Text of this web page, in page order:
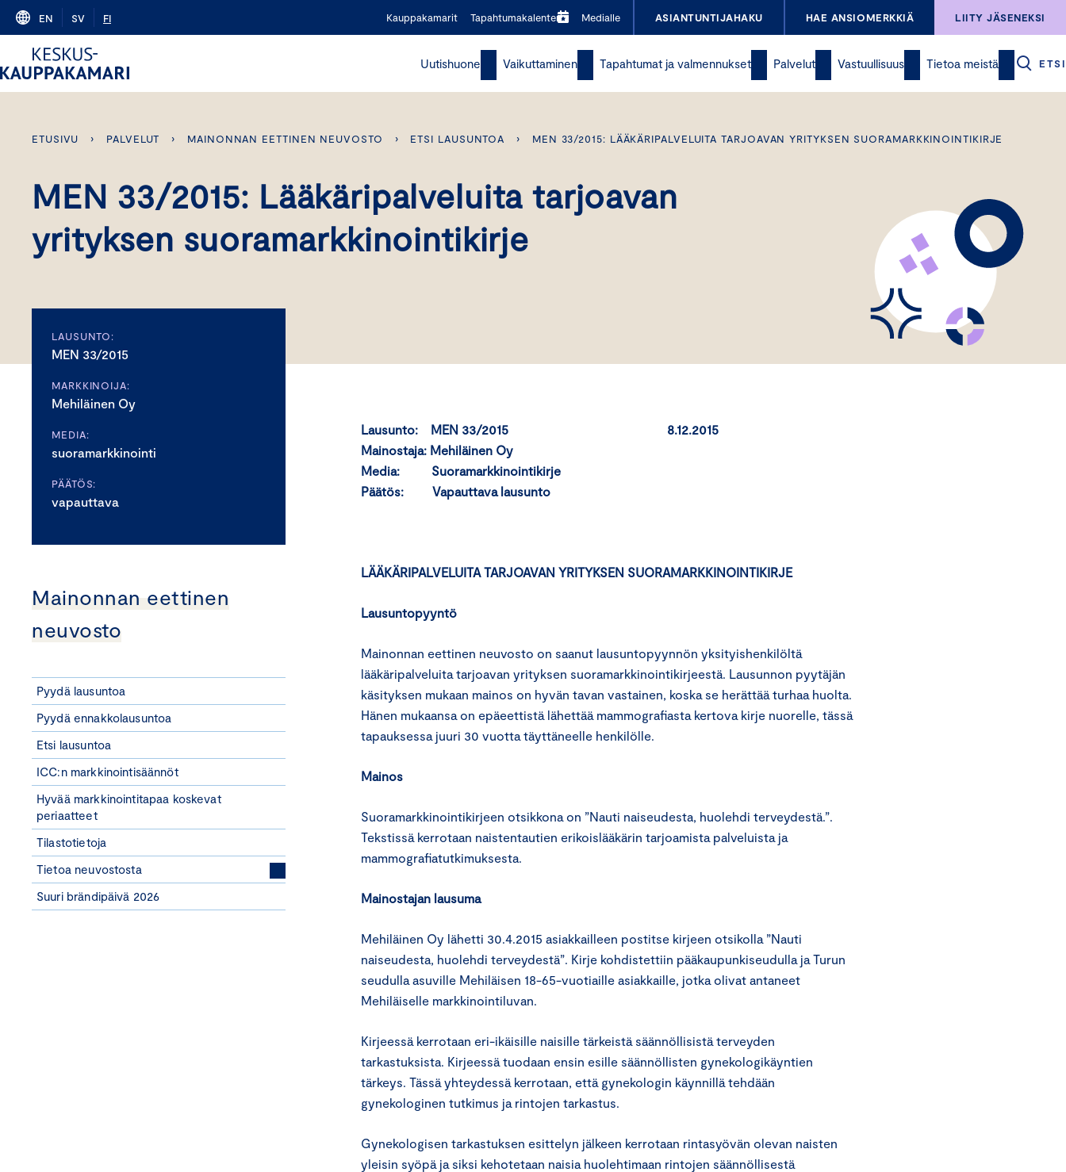
Skip
content
EN SV FI Kauppakamarit Tapahtumakalenteri Medialle ASIANTUNTIJAHAKU HAE ANSIOMERKKIÄ LIITY JÄSENEKSI
Uutishuone Vaikuttaminen Tapahtumat ja valmennukset Palvelut Vastuullisuus Tietoa meistä ETSI
ETUSIVU › PALVELUT › MAINONNAN EETTINEN NEUVOSTO › ETSI LAUSUNTOA › MEN 33/2015: LÄÄKÄRIPALVELUITA TARJOAVAN YRITYKSEN SUORAMARKKINOINTIKIRJE
MEN 33/2015: Lääkäripalveluita tarjoavan
yrityksen suoramarkkinointikirje
LAUSUNTO:
MEN 33/2015
MARKKINOIJA:
Mehiläinen Oy
MEDIA:
suoramarkkinointi
PÄÄTÖS:
vapauttava
Mainonnan eettinen
neuvosto
Pyydä lausuntoa
Pyydä ennakkolausuntoa
Etsi lausuntoa
ICC:n markkinointisäännöt
Hyvää markkinointitapaa koskevat
periaatteet
Tilastotietoja
Tietoa neuvostosta
Suuri brändipäivä 2026
Lausunto: MEN 33/2015 8.12.2015
Mainostaja: Mehiläinen Oy
Media: Suoramarkkinointikirje
Päätös: Vapauttava lausunto
LÄÄKÄRIPALVELUITA TARJOAVAN YRITYKSEN SUORAMARKKINOINTIKIRJE
Lausuntopyyntö
Mainonnan eettinen neuvosto on saanut lausuntopyynnön yksityishenkilöltä
lääkäripalveluita tarjoavan yrityksen suoramarkkinointikirjeestä. Lausunnon pyytäjän
käsityksen mukaan mainos on hyvän tavan vastainen, koska se herättää turhaa huolta.
Hänen mukaansa on epäeettistä lähettää mammografiasta kertova kirje nuorelle, tässä
tapauksessa juuri 30 vuotta täyttäneelle henkilölle.
Mainos
Suoramarkkinointikirjeen otsikkona on ”Nauti naiseudesta, huolehdi terveydestä.”.
Tekstissä kerrotaan naistentautien erikoislääkärin tarjoamista palveluista ja
mammografiatutkimuksesta.
Mainostajan lausuma
Mehiläinen Oy lähetti 30.4.2015 asiakkailleen postitse kirjeen otsikolla ”Nauti
naiseudesta, huolehdi terveydestä”. Kirje kohdistettiin pääkaupunkiseudulla ja Turun
seudulla asuville Mehiläisen 18-65-vuotiaille asiakkaille, jotka olivat antaneet
Mehiläiselle markkinointiluvan.
Kirjeessä kerrotaan eri-ikäisille naisille tärkeistä säännöllisistä terveyden
tarkastuksista. Kirjeessä tuodaan ensin esille säännöllisten gynekologikäyntien
tärkeys. Tässä yhteydessä kerrotaan, että gynekologin käynnillä tehdään
gynekologinen tutkimus ja rintojen tarkastus.
Gynekologisen tarkastuksen esittelyn jälkeen kerrotaan rintasyövän olevan naisten
yleisin syöpä ja siksi kehotetaan naisia huolehtimaan rintojen säännöllisestä